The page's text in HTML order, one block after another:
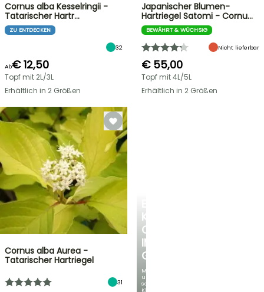
KÜHLE
OASE
IM
GARTEN
Mit
unseren
schönsten
Kletterpflanzen!
Cornus alba Kesselringii -
Tatarischer Hartr…
ZU ENTDECKEN
32
Ab€ 12,50
Topf mit 2L/3L
Erhältlich in 2 Größen
Japanischer Blumen-
Hartriegel Satomi - Cornu…
BEWÄHRT & WÜCHSIG
Nicht lieferbar
€ 55,00
Topf mit 4L/5L
Erhältlich in 2 Größen
Cornus alba Aurea -
Tatarischer Hartriegel
31